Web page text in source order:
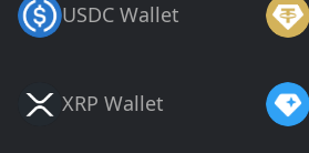
USDC Wallet
XRP Wallet